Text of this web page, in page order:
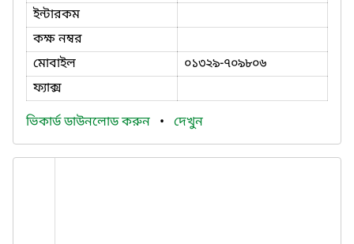
ইন্টারকম
কক্ষ নম্বর
মোবাইল
০১৩২৯-৭০৯৮০৬
ফ্যাক্স
ভিকার্ড ডাউনলোড করুন • দেখুন